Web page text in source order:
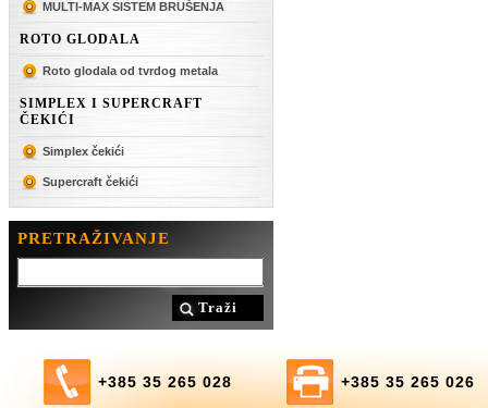
MULTI-MAX SISTEM BRUŠENJA
ROTO GLODALA
Roto glodala od tvrdog metala
SIMPLEX I SUPERCRAFT
ČEKIĆI
Simplex čekići
Supercraft čekići
PRETRAŽIVANJE
Traži
+385 35 265 028 +385 35 265 026